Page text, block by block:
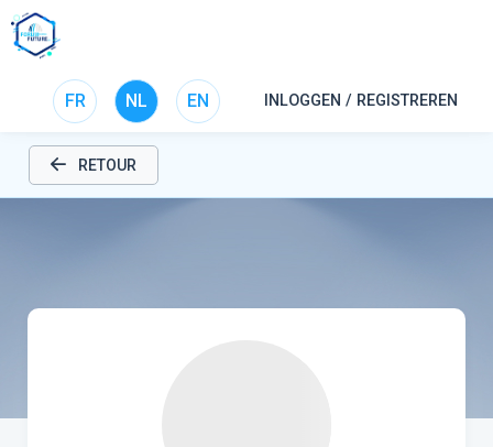
FR NL EN INLOGGEN / REGISTREREN
RETOUR